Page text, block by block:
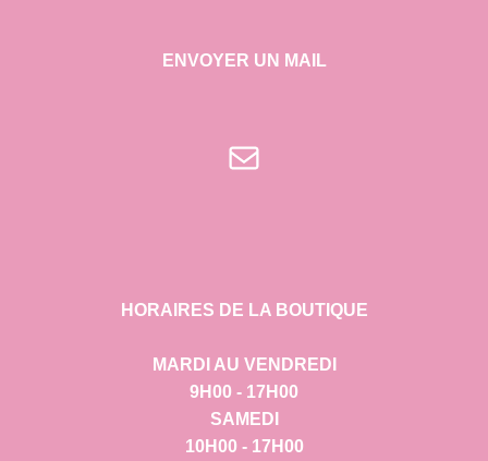
ENVOYER UN MAIL
E-mail
HORAIRES DE LA BOUTIQUE
MARDI AU VENDREDI
9H00 - 17H00
SAMEDI
10H00 - 17H00